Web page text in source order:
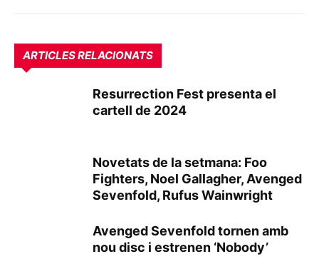
ARTICLES RELACIONATS
Resurrection Fest presenta el
cartell de 2024
Novetats de la setmana: Foo
Fighters, Noel Gallagher, Avenged
Sevenfold, Rufus Wainwright
Avenged Sevenfold tornen amb
nou disc i estrenen ‘Nobody’